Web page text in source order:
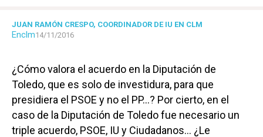
JUAN RAMÓN CRESPO, COORDINADOR DE IU EN CLM
Enclm14/11/2016
¿Cómo valora el acuerdo en la Diputación de
Toledo, que es solo de investidura, para que
presidiera el PSOE y no el PP…? Por cierto, en el
caso de la Diputación de Toledo fue necesario un
triple acuerdo, PSOE, IU y Ciudadanos… ¿Le